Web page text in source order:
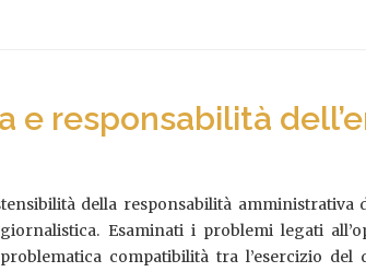
e responsabilità
della responsabilità
Esaminati i problemi legati
compatibilità tra l’esercizio